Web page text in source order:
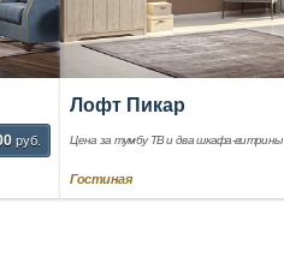
руб.
Лофт Пикар
Цена за тумбу ТВ и два шкафа-витрины
Гостиная